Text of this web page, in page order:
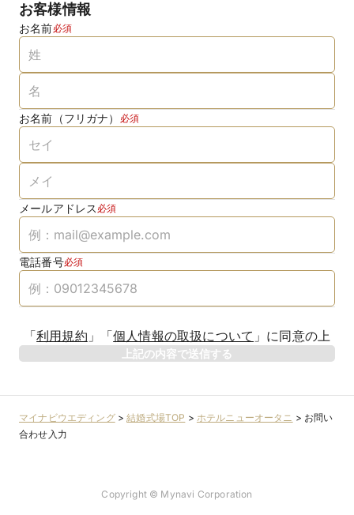
お客様情報
お名前必須
お名前（フリガナ） 必須
メールアドレス 必須
電話番号必須
「利用規約 」 「個人情報の取扱について 」 に同意の上
上記の内容で送信する
マイナビウエディング>結婚式場TOP > ホテルニューオータニ > お問い
合わせ入力
Copyright © Mynavi Corporation